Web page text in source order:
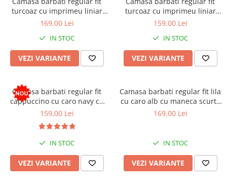
turcoaz cu imprimeu liniar
bleumarin cu maneca scurta
169,00 Lei
IN STOC
VEZI VARIANTE
turcoaz cu imprimeu liniar
bleumarin cu maneca scurta
159,00 Lei
IN STOC
VEZI VARIANTE
Camasa barbati regular fit
cappuccino cu caro navy cu
maneca scurta
159,00 Lei
IN STOC
VEZI VARIANTE
Camasa barbati regular fit lila
cu caro alb cu maneca scurta
2XL-3XL
169,00 Lei
IN STOC
VEZI VARIANTE